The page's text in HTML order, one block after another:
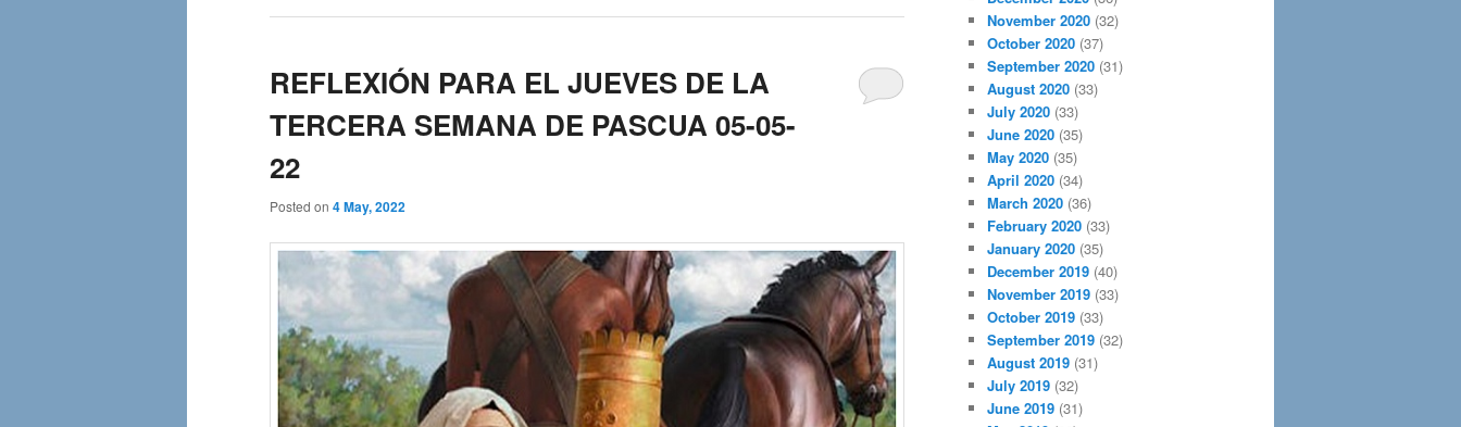
REFLEXIÓN PARA EL JUEVES DE LA
TERCERA SEMANA DE PASCUA 05-05-
22
Posted on 4 May, 2022
November 2020 (32)
October 2020 (37)
September 2020 (31)
August 2020 (33)
July 2020 (33)
June 2020 (35)
May 2020 (35)
April 2020 (34)
March 2020 (36)
February 2020 (33)
January 2020 (35)
December 2019 (40)
November 2019 (33)
October 2019 (33)
September 2019 (32)
August 2019 (31)
July 2019 (32)
June 2019 (31)